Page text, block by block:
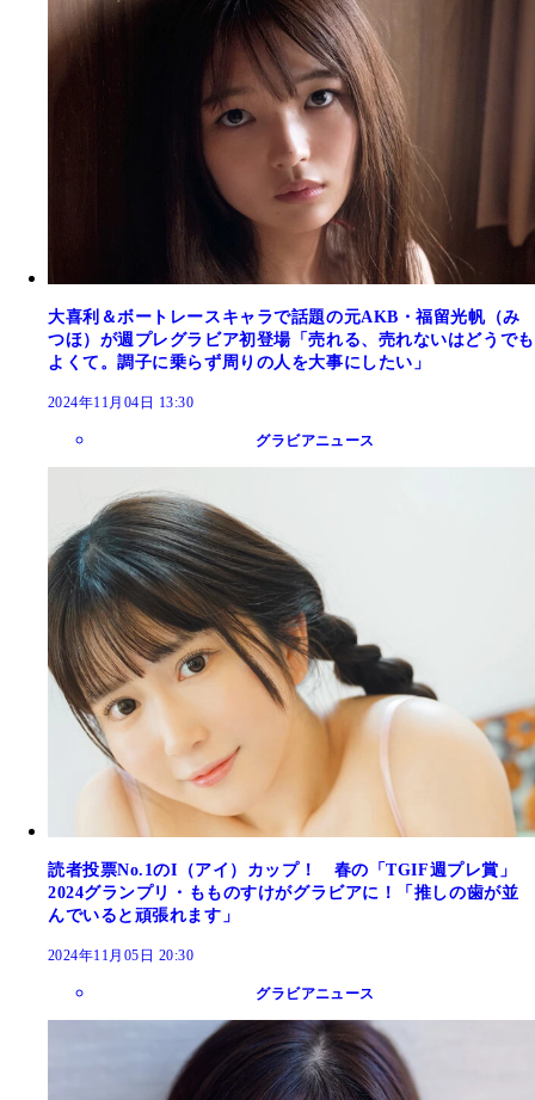
大喜利＆ボートレースキャラで話題の元AKB・福留光帆（み
つほ）が週プレグラビア初登場「売れる、売れないはどうでも
よくて。調子に乗らず周りの人を大事にしたい」
2024年11月04日 13:30
グラビアニュース
読者投票No.1のI（アイ）カップ！ 春の「TGIF週プレ賞」
2024グランプリ・もものすけがグラビアに！「推しの歯が並
んでいると頑張れます」
2024年11月05日 20:30
グラビアニュース